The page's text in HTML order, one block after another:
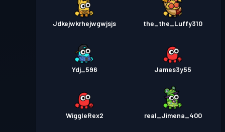
Jdkejwkrhejwgwjsjs the_the_Luffy310
Ydj_596 James3y55
WiggleRex2 real_Jimena_400